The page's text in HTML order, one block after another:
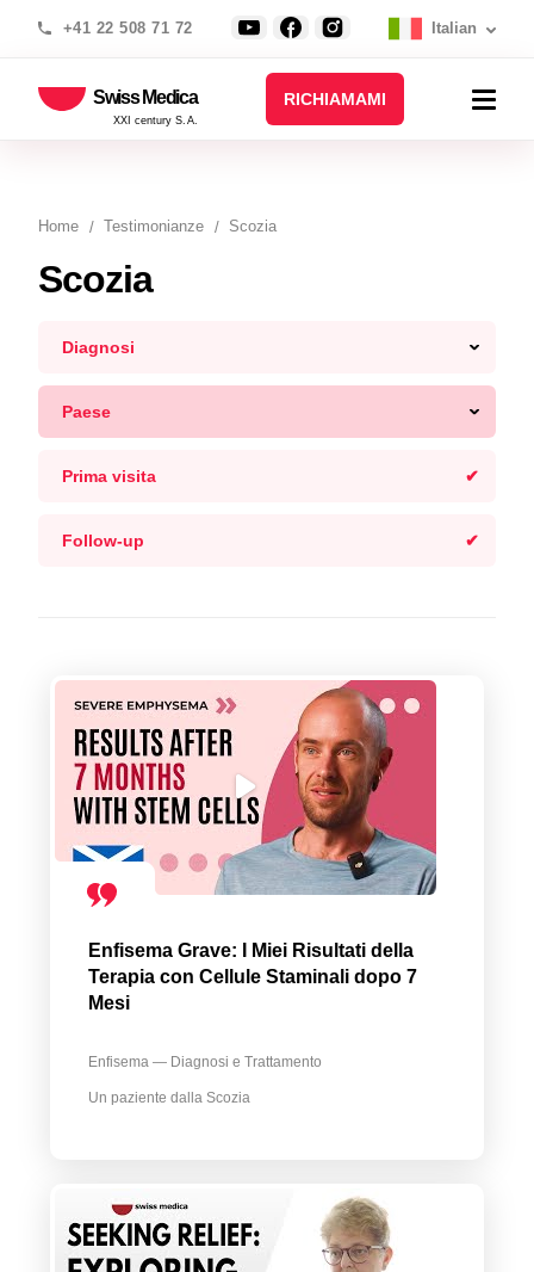
+41 22 508 71 72 Italian
Swiss Medica
XXI century S.A.
RICHIAMAMI
Home Testimonianze Scozia
Scozia
Diagnosi
Paese
Prima visita
Follow-up
Enfisema Grave: I Miei Risultati della
Terapia con Cellule Staminali dopo 7
Mesi
Enfisema — Diagnosi e Trattamento
Un paziente dalla Scozia